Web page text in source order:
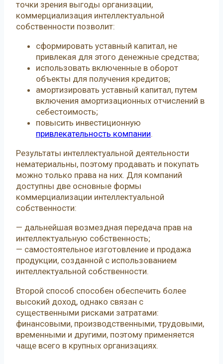
точки зрения выгоды организации,
коммерциализация интеллектуальной
собственности позволит:
сформировать уставный капитал, не
привлекая для этого денежные средства;
использовать включенные в оборот
объекты для получения кредитов;
амортизировать уставный капитал, путем
включения амортизационных отчислений в
себестоимость;
повысить инвестиционную
привлекательность компании.
Результаты интеллектуальной деятельности
нематериальны, поэтому продавать и покупать
можно только права на них. Для компаний
доступны две основные формы
коммерциализации интеллектуальной
собственности:
— дальнейшая возмездная передача прав на
интеллектуальную собственность;
— самостоятельное изготовление и продажа
продукции, созданной с использованием
интеллектуальной собственности.
Второй способ способен обеспечить более
высокий доход, однако связан с
существенными рисками затратами:
финансовыми, производственными, трудовыми,
временными и другими, поэтому применяется
чаще всего в крупных организациях.